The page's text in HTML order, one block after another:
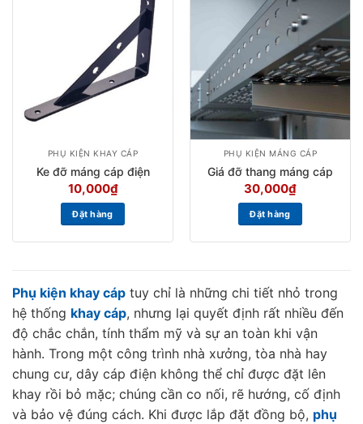
PHỤ KIỆN KHAY CÁP
Ke đỡ máng cáp điện
10,000₫
Đặt hàng
PHỤ KIỆN MÁNG CÁP
Giá đỡ thang máng cáp
30,000₫
Đặt hàng
Phụ kiện khay cáp tuy chỉ là những chi tiết nhỏ trong
hệ thống khay cáp, nhưng lại quyết định rất nhiều đến
độ chắc chắn, tính thẩm mỹ và sự an toàn khi vận
hành. Trong một công trình nhà xưởng, tòa nhà hay
chung cư, dây cáp điện không thể chỉ được đặt lên
khay rồi bỏ mặc; chúng cần co nối, rẽ hướng, cố định
và bảo vệ đúng cách. Khi được lắp đặt đồng bộ, phụ